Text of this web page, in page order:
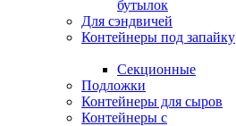
бутылок
Для сэндвичей
Контейнеры под запайку
Секционные
Подложки
Контейнеры для сыров
Контейнеры с